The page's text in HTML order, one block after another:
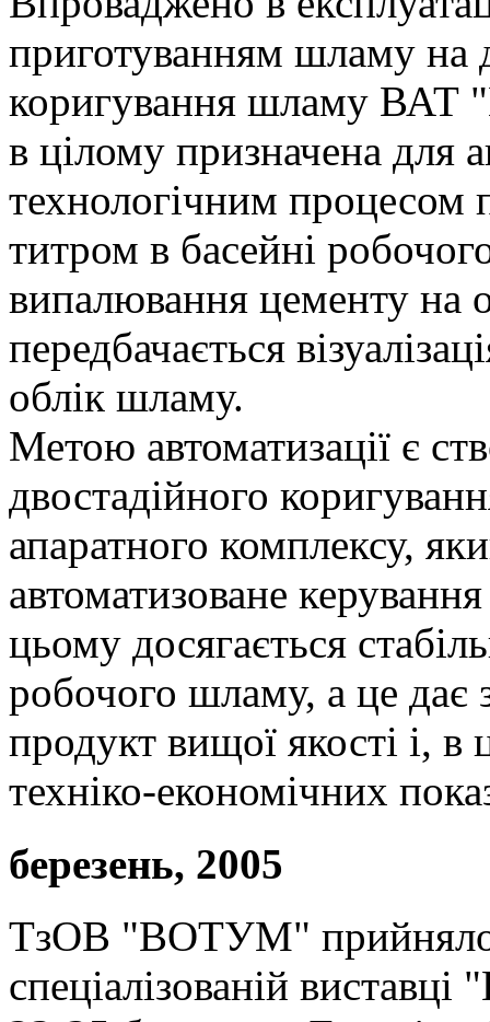
приготуванням шламу на
коригування шламу ВАТ
в цілому призначена для
технологічним процесом
титром в басейні
випалювання цементу на
передбачається
облік шламу.
Метою автоматизації є
двостадійного
апаратного комплексу,
автоматизоване
цьому досягається
робочого шламу, а це дає
продукт вищої якості і,
техніко-економічних
березень, 2005
ТзОВ "ВОТУМ" прийняло
спеціалізованій